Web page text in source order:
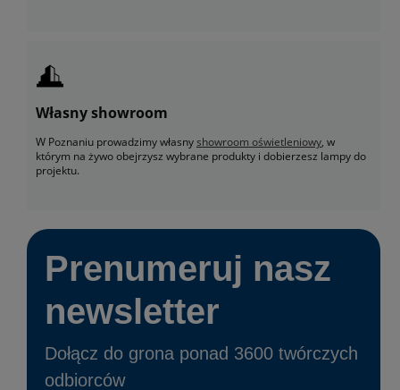
Własny showroom
W Poznaniu prowadzimy własnyshowroom oświetleniowy, w
którym na żywo obejrzysz wybrane produkty i dobierzesz lampy do
projektu.
Prenumeruj nasz
newsletter
Dołącz do grona ponad 3600 twórczych
odbiorców